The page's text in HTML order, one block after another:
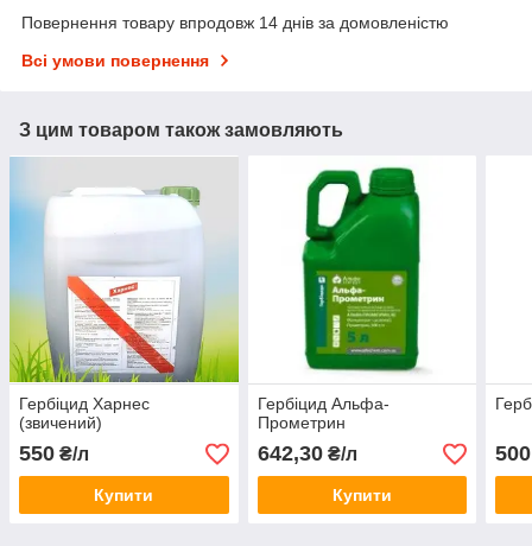
Повернення товару впродовж 14 днів за домовленістю
Всі умови повернення
З цим товаром також замовляють
Гербіцид Харнес
(звичений)
550 ₴/л
Купити
Гербіцид Альфа-
Прометрин
642,30₴/л
Купити
500